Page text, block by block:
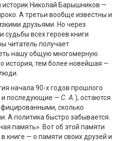
историк Николай Барышников —
А третьи вообще известны и
друзьями. Но через
судьбы всех героев книги
читатель получает
нашу общую многомерную
история, тем более новейшая —
начала 90-х годов прошлого
и последующие — С. А. ), остаются
сколько
А политика быстро забывается.
память». Вот об этой памяти
книге — о памяти своих друзей и